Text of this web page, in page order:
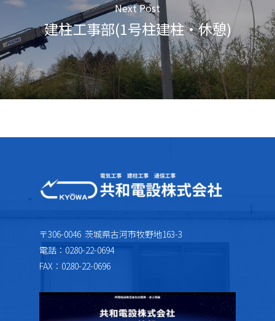
Next Post
建柱工事部(1号柱建柱・休憩)
〒306-0046 茨城県古河市牧野地163-3
電話：0280-22-0694
FAX：0280-22-0696